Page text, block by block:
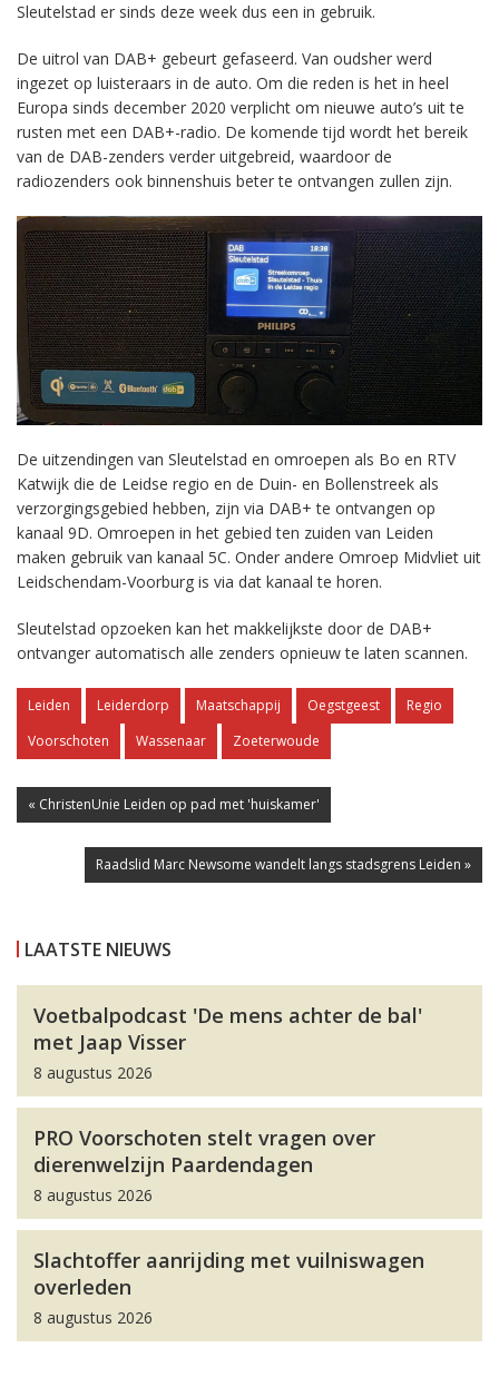
Sleutelstad er sinds deze week dus een in gebruik.
De uitrol van DAB+ gebeurt gefaseerd. Van oudsher werd
ingezet op luisteraars in de auto. Om die reden is het in heel
Europa sinds december 2020 verplicht om nieuwe auto’s uit te
rusten met een DAB+-radio. De komende tijd wordt het bereik
van de DAB-zenders verder uitgebreid, waardoor de
radiozenders ook binnenshuis beter te ontvangen zullen zijn.
De uitzendingen van Sleutelstad en omroepen als Bo en RTV
Katwijk die de Leidse regio en de Duin- en Bollenstreek als
verzorgingsgebied hebben, zijn via DAB+ te ontvangen op
kanaal 9D. Omroepen in het gebied ten zuiden van Leiden
maken gebruik van kanaal 5C. Onder andere Omroep Midvliet uit
Leidschendam-Voorburg is via dat kanaal te horen.
Sleutelstad opzoeken kan het makkelijkste door de DAB+
ontvanger automatisch alle zenders opnieuw te laten scannen.
Leiden Leiderdorp Maatschappij Oegstgeest
Regio
Voorschoten
Wassenaar Zoeterwoude
« ChristenUnie Leiden op pad met 'huiskamer'
Raadslid Marc Newsome wandelt langs stadsgrens Leiden »
LAATSTE NIEUWS
Voetbalpodcast 'De mens achter de bal'
met Jaap Visser
8 augustus 2026
PRO Voorschoten stelt vragen over
dierenwelzijn Paardendagen
8 augustus 2026
Slachtoffer aanrijding met vuilniswagen
overleden
8 augustus 2026